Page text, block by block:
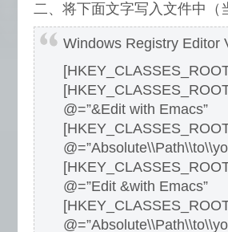
二、将下面文字写入文件中（
Windows Registry Editor
@=”&Edit with Emacs”
@=”Edit &with Emacs”